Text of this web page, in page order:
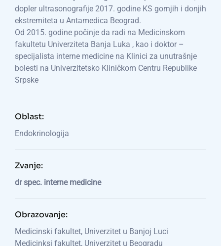
dopler ultrasonografije 2017. godine KS gornjih i donjih
ekstremiteta u Antamedica Beograd.
Od 2015. godine počinje da radi na Medicinskom
fakultetu Univerziteta Banja Luka , kao i doktor –
specijalista interne medicine na Klinici za unutrašnje
bolesti na Univerzitetsko Kliničkom Centru Republike
Srpske
Oblast:
Endokrinologija
Zvanje:
dr spec. interne medicine
Obrazovanje:
Medicinski fakultet, Univerzitet u Banjoj Luci
Medicinksi fakultet, Univerzitet u Beogradu